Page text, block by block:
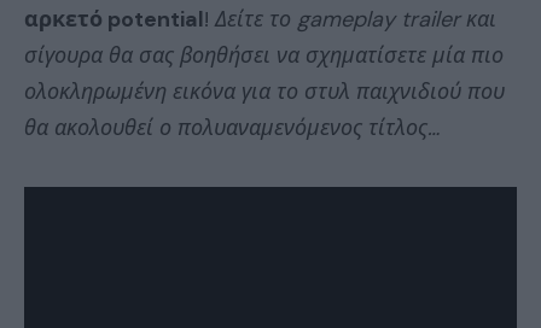
αρκετό potential! Δείτε το gameplay trailer και
σίγουρα θα σας βοηθήσει να σχηματίσετε μία πιο
ολοκληρωμένη εικόνα για το στυλ παιχνιδιού που
θα ακολουθεί ο πολυαναμενόμενος τίτλος…